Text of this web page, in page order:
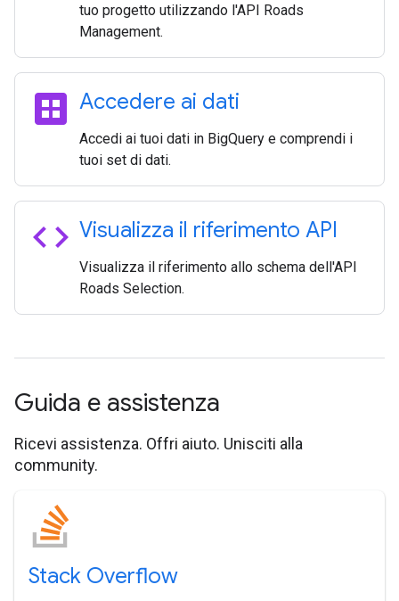
tuo progetto utilizzando l'API Roads
Management.
dataset Accedere ai dati
Accedi ai tuoi dati in BigQuery e comprendi i
tuoi set di dati.
code Visualizza il riferimento API
Visualizza il riferimento allo schema dell'API
Roads Selection.
Guida e assistenza
Ricevi assistenza. Offri aiuto. Unisciti alla
community.
Stack Overflow